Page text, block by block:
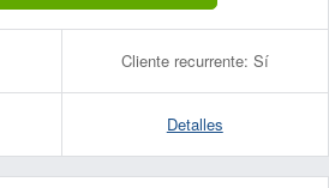
Cliente recurrente: Sí
Detalles